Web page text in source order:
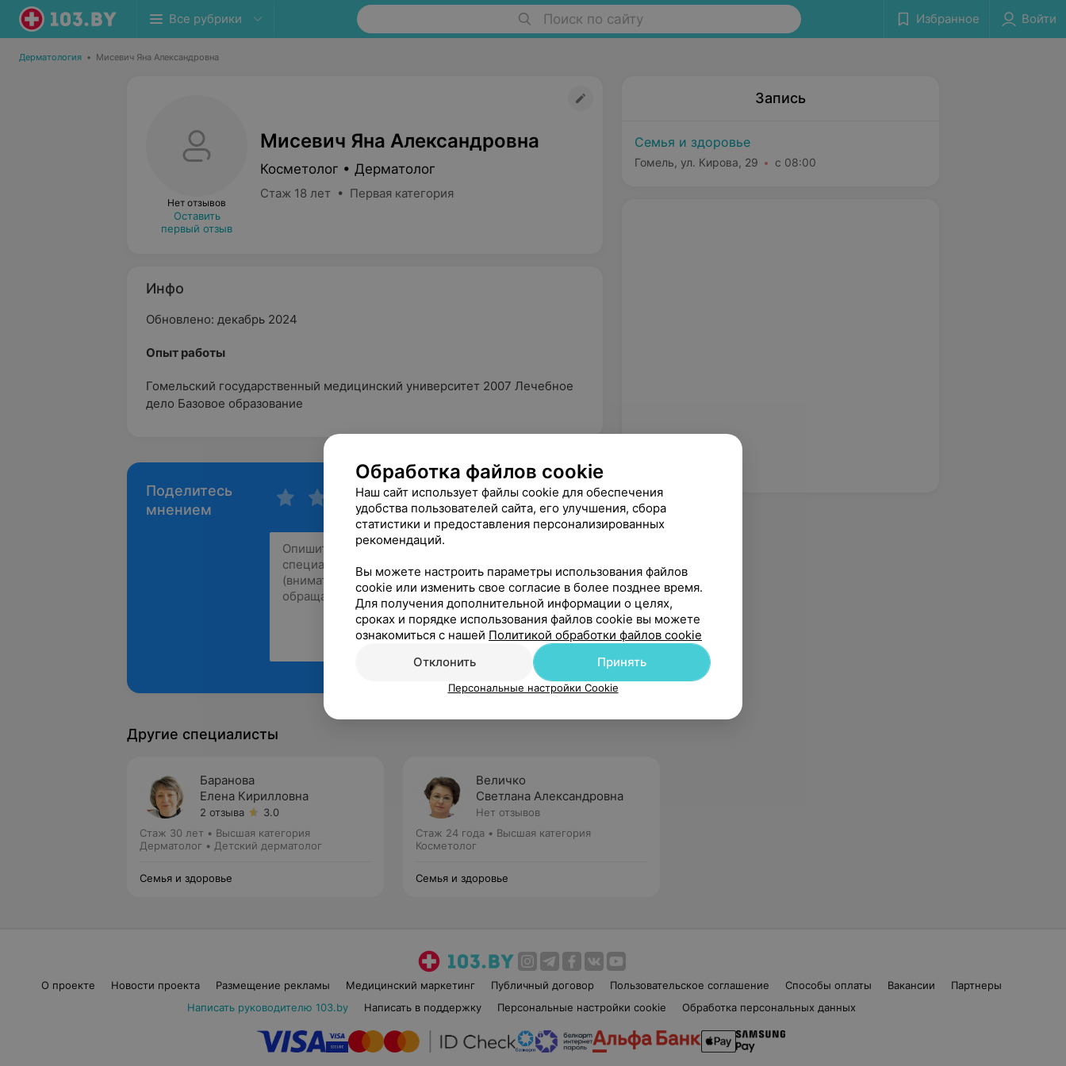
Все рубрики Поиск по сайту Избранное Войти
Дерматология • Мисевич Яна Александровна
Нет отзывов
Оставить
первый отзыв
Мисевич Яна Александровна
Косметолог • Дерматолог
Стаж 18 лет • Первая категория
Инфо
Обновлено: декабрь 2024
Опыт работы
Гомельский государственный медицинский университет 2007 Лечебное
дело Базовое образование
Поделитесь
мнением
Рекомендую
Запись
Семья и здоровье
Гомель, ул. Кирова, 29 с 08:00
Другие специалисты
Баранова
Елена Кирилловна
2 отзыва
3.0
Стаж 30 лет • Высшая категория
Дерматолог • Детский дерматолог
Семья и здоровье
Величко
Светлана Александровна
Нет отзывов
Стаж 24 года • Высшая категория
Косметолог
Семья и здоровье
О проекте Новости проекта Размещение рекламы Медицинский маркетинг Публичный договор Пользовательское соглашение Способы оплаты Вакансии
Партнеры
Написать руководителю 103.by
Написать в поддержку Персональные настройки cookie Обработка персональных данных
Обработка файлов cookie
Наш сайт использует файлы cookie для обеспечения
удобства пользователей сайта, его улучшения, сбора
статистики и предоставления персонализированных
рекомендаций.
Вы можете настроить параметры использования файлов
cookie или изменить свое согласие в более позднее время.
Для получения дополнительной информации о целях,
сроках и порядке использования файлов cookie вы можете
ознакомиться с нашей Политикой обработки файлов cookie
Отклонить
Принять
Персональные настройки Cookie